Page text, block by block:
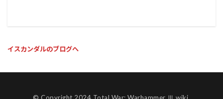
イスカンダルのブログへ